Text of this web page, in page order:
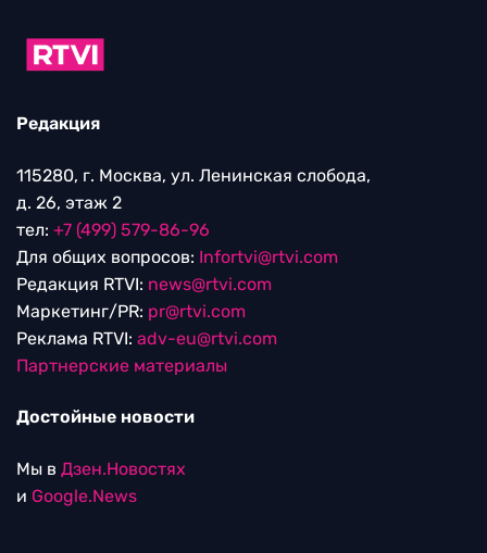
Редакция
115280, г. Москва, ул. Ленинская слобода,
д. 26, этаж 2
тел: +7 (499) 579-86-96
Для общих вопросов: Infortvi@rtvi.com
Редакция RTVI: news@rtvi.com
Маркетинг/PR: pr@rtvi.com
Реклама RTVI: adv-eu@rtvi.com
Партнерские материалы
Достойные новости
Мы в Дзен.Новостях
и Google.News